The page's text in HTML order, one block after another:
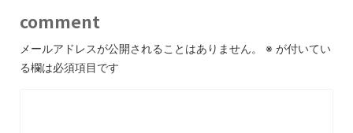
comment
メールアドレスが公開されることはありません。 ※ が付いてい
る欄は必須項目です